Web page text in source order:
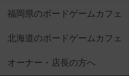
福岡県のボードゲームカフェ
北海道のボードゲームカフェ
オーナー・店長の方へ